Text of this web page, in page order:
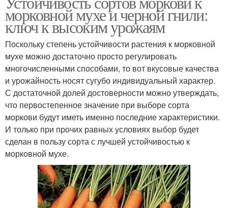
морковной мухе и черной гнили:
ключ к высоким урожаям
Поскольку степень устойчивости растения к морковной
мухе можно достаточно просто регулировать
многочисленными способами, то вот вкусовые качества
и урожайность носят сугубо индивидуальный характер.
С достаточной долей достоверности можно утверждать,
что первостепенное значение при выборе сорта
моркови будут иметь именно последние характеристики.
И только при прочих равных условиях выбор будет
сделан в пользу сорта с лучшей устойчивостью к
морковной мухе.